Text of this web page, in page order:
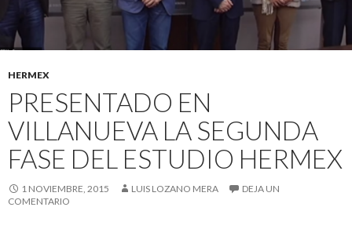
HERMEX
PRESENTADO EN
VILLANUEVA LA SEGUNDA
FASE DEL ESTUDIO HERMEX
1 NOVIEMBRE, 2015 LUIS LOZANO MERA
DEJA UN
COMENTARIO